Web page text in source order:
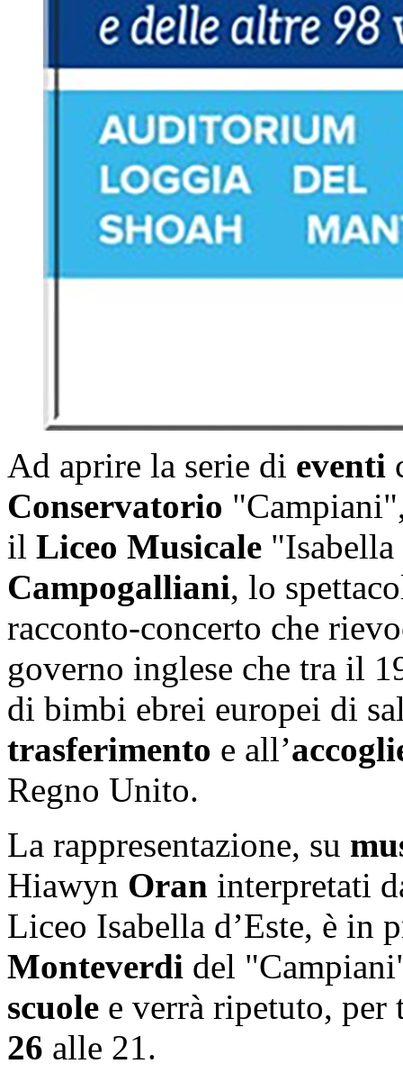
Ad aprire la serie di eventi
Conservatorio
il Liceo Musicale "Isabella
Campogalliani, lo
racconto-concerto che
governo inglese che tra il
di bimbi ebrei europei di
trasferimento e all’
Regno Unito.
La rappresentazione, su
Hiawyn Oran interpretati
Liceo Isabella d’Este, è in
Monteverdi del
scuole e verrà ripetuto,
26 alle 21.